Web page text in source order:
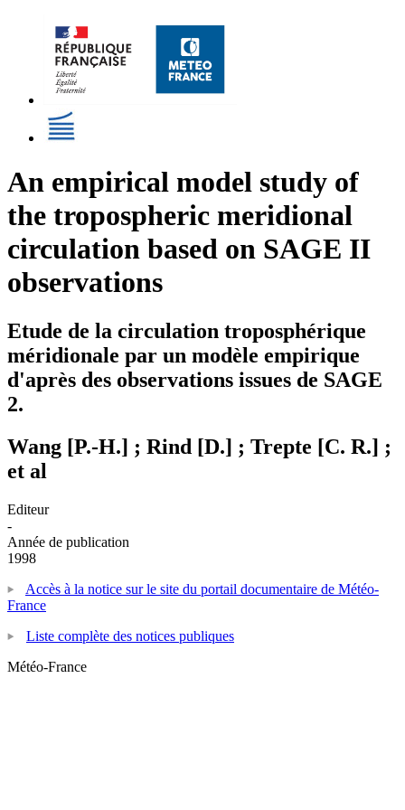
An empirical model study of
the tropospheric meridional
circulation based on SAGE II
observations
Etude de la circulation troposphérique
méridionale par un modèle empirique
d'après des observations issues de SAGE
2.
Wang [P.-H.] ; Rind [D.] ; Trepte [C. R.] ;
et al
Editeur
-
Année de publication
1998
Accès à la notice sur le site du portail documentaire de Météo-
France
Liste complète des notices publiques
Météo-France